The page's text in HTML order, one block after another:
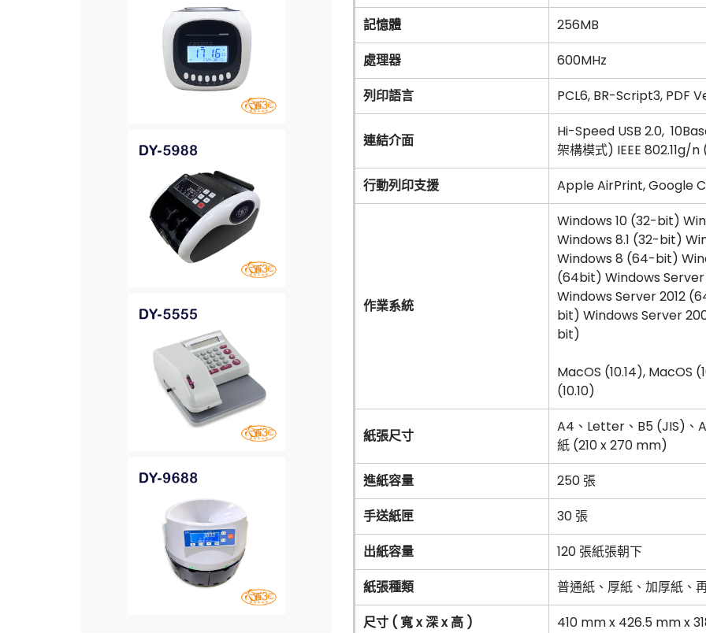
記憶體
256MB
處理器
600MHz
列印語言
PCL6, BR-Script3, PDF
連結介面
Hi-Speed USB 2.0,
架構模式) IEEE 802.11g/
行動列印支援
Apple AirPrint, Google
作業系統
Windows 10 (32-bit)
Windows 8.1 (32-bit)
Windows 8 (64-bit)
(64bit) Windows
Windows Server 2012
bit) Windows Server
bit)
MacOS (10.14), MacOS
(10.10)
紙張尺寸
A4、Letter、B5 (JIS)、
紙 (210 x 270 mm)
進紙容量
250 張
手送紙匣
30 張
出紙容量
120 張紙張朝下
紙張種類
普通紙、厚紙、加厚紙、
尺寸 ( 寬 x 深 x 高 )
410 mm x 426.5 mm x